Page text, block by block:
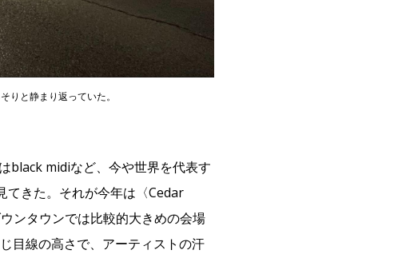
りと静まり返っていた。
black midiなど、今や世界を代表す
てきた。それが今年は〈Cedar
ンタウンでは比較的大きめの会場
目線の高さで、アーティストの汗